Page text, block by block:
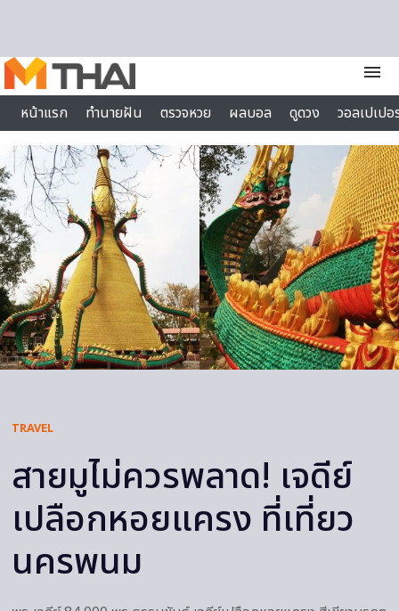
menu
หน้าแรก
ทำนายฝัน ตรวจหวย ผลบอล ดูดวง
วอลเปเป
ไลฟ์สไตล์
TRAVEL
สายมูไม่ควรพลาด! เจดีย์
เปลือกหอยแครง ที่เที่ยว
นครพนม